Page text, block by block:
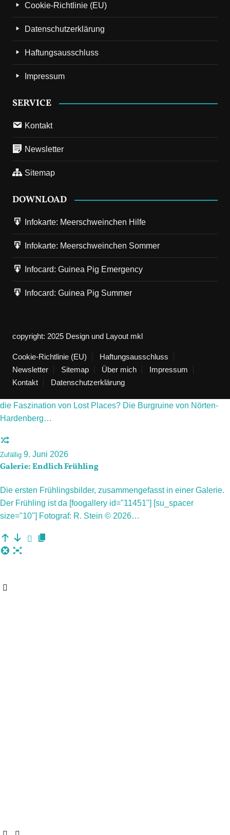
Cookie-Richtlinie (EU)
Datenschutzerklärung
Haftungsausschluss
Impressum
SERVICE
Kontakt
Newsletter
Sitemap
DOWNLOAD
Infokarte: Meerschweinchen Hilfe
Infokarte: Meerschweinchen Sommer
Infocard: Guinea Pig Emergency
Infocard: Guinea Pig Summer
copyright: 2025 Design und Layout mkl
Cookie-Richtlinie (EU)
Haftungsausschluss
Newsletter
Sitemap Über mich
Impressum
Kontakt
Datenschutzerklärung
Next 14. März 2023
Die Verwendung von WordPress in meinem Blog
Ich werde öfter gefragt, wie ich den Blog gestalte. Mit welchen
Vorherige 3. März 2023
Die Burgruine Hardenberg
die Faszination von Lost Places? Die Burgruine von Nörten-
Hardenberg…
Zufällig 9. Juni 2026
Galerie: Endlich Frühling
Die ersten Frühlingsbilder, zusammengefasst in einer Galerie.
Der Frühling ist da [foogallery id="11451"] [su_spacer
size="10"] Fotograf: R. Stein © 2026…